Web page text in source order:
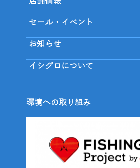
セール・イベント
お知らせ
イシグロについて
環境への取り組み